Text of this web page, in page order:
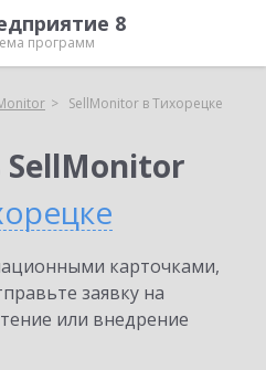
8
программ
SellMonitor в Тихорецке
SellMonitor
карточками,
заявку на
или внедрение